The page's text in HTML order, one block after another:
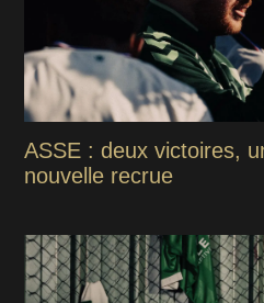
ASSE : deux victoires,
nouvelle recrue